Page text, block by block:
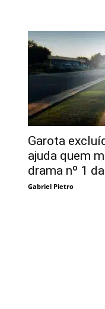
Garota
ajuda quem
drama nº 1
Gabriel Pietro